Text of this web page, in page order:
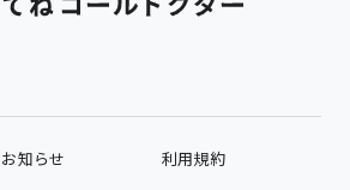
お知らせ
利用規約